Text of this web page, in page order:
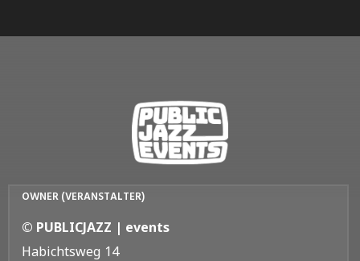
OWNER (VERANSTALTER)
© PUBLICJAZZ | events
Habichtsweg 14